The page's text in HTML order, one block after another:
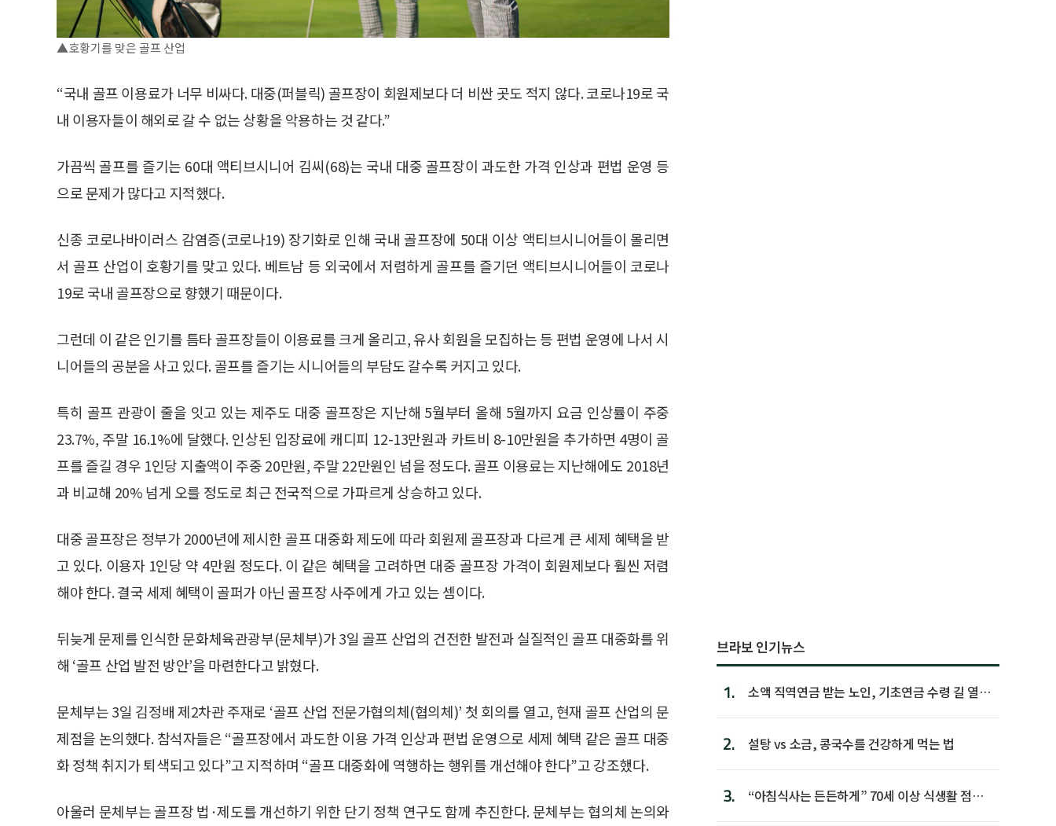
▲호황기를 맞은 골프 산업
“국내 골프 이용료가 너무 비싸다. 대중(퍼블릭) 골프장이 회원제보다 더 비싼 곳도 적지 않다. 코로나19로 국
내 이용자들이 해외로 갈 수 없는 상황을 악용하는 것 같다.”
가끔씩 골프를 즐기는 60대 액티브시니어 김씨(68)는 국내 대중 골프장이 과도한 가격 인상과 편법 운영 등
으로 문제가 많다고 지적했다.
신종 코로나바이러스 감염증(코로나19) 장기화로 인해 국내 골프장에 50대 이상 액티브시니어들이 몰리면
서 골프 산업이 호황기를 맞고 있다. 베트남 등 외국에서 저렴하게 골프를 즐기던 액티브시니어들이 코로나
19로 국내 골프장으로 향했기 때문이다.
그런데 이 같은 인기를 틈타 골프장들이 이용료를 크게 올리고, 유사 회원을 모집하는 등 편법 운영에 나서 시
니어들의 공분을 사고 있다. 골프를 즐기는 시니어들의 부담도 갈수록 커지고 있다.
특히 골프 관광이 줄을 잇고 있는 제주도 대중 골프장은 지난해 5월부터 올해 5월까지 요금 인상률이 주중
23.7%, 주말 16.1%에 달했다. 인상된 입장료에 캐디피 12-13만원과 카트비 8-10만원을 추가하면 4명이 골
프를 즐길 경우 1인당 지출액이 주중 20만원, 주말 22만원인 넘을 정도다. 골프 이용료는 지난해에도 2018년
과 비교해 20% 넘게 오를 정도로 최근 전국적으로 가파르게 상승하고 있다.
대중 골프장은 정부가 2000년에 제시한 골프 대중화 제도에 따라 회원제 골프장과 다르게 큰 세제 혜택을 받
고 있다. 이용자 1인당 약 4만원 정도다. 이 같은 혜택을 고려하면 대중 골프장 가격이 회원제보다 훨씬 저렴
해야 한다. 결국 세제 혜택이 골퍼가 아닌 골프장 사주에게 가고 있는 셈이다.
뒤늦게 문제를 인식한 문화체육관광부(문체부)가 3일 골프 산업의 건전한 발전과 실질적인 골프 대중화를 위
해 ‘골프 산업 발전 방안’을 마련한다고 밝혔다.
문체부는 3일 김정배 제2차관 주재로 ‘골프 산업 전문가협의체(협의체)’ 첫 회의를 열고, 현재 골프 산업의 문
제점을 논의했다. 참석자들은 “골프장에서 과도한 이용 가격 인상과 편법 운영으로 세제 혜택 같은 골프 대중
화 정책 취지가 퇴색되고 있다”고 지적하며 “골프 대중화에 역행하는 행위를 개선해야 한다”고 강조했다.
아울러 문체부는 골프장 법·제도를 개선하기 위한 단기 정책 연구도 함께 추진한다. 문체부는 협의체 논의와
브라보 인기뉴스
1.
소액 직역연금 받는 노인, 기초연금 수령 길 열린
2. 설탕 vs 소금, 콩국수를 건강하게 먹는 법
3.
“아침식사는 든든하게” 70세 이상 식생활 점수